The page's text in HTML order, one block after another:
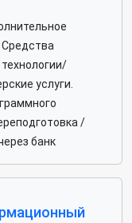
услуги.
/
банк